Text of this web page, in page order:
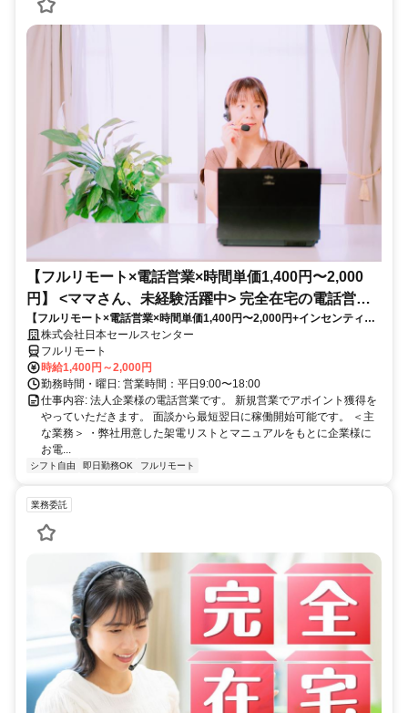
【フルリモート×電話営業×時間単価1,400円〜2,000
円】 <ママさん、未経験活躍中> 完全在宅の電話営業
で家庭と仕事の両立を実現
【フルリモート×電話営業×時間単価1,400円〜2,000円+インセンティブ
あり】 ＜ママさん、未経験活躍中＞ 完全在宅の電話営業で家庭と仕事の
両立を実現
株式会社日本セールスセンター
フルリモート
時給1,400円～2,000円
勤務時間・曜日: 営業時間：平日9:00〜18:00
仕事内容: 法人企業様の電話営業です。 新規営業でアポイント獲得を
やっていただきます。 面談から最短翌日に稼働開始可能です。 ＜主
な業務＞ ・弊社用意した架電リストとマニュアルをもとに企業様に
お電...
シフト自由 即日勤務OK フルリモート
業務委託